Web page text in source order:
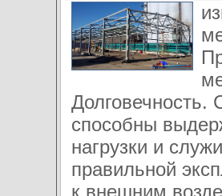
Долговечность.
способны
нагрузки и
правильной
к внешним